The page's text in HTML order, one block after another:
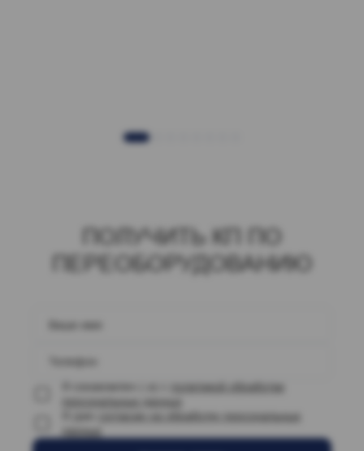
ПОЛУЧИТЬ КП ПО
ПЕРЕОБОРУДОВАНИЮ
политикой обработки
персональных данных
согласие на обработку персональных
данных